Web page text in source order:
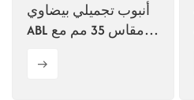
أنبوب تجميلي بيضاوي
ABL مقاس 35 مم مع